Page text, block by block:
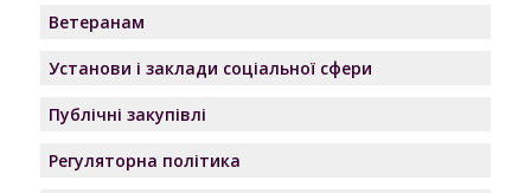
Ветеранам
Установи і заклади соціальної сфери
Публічні закупівлі
Регуляторна політика